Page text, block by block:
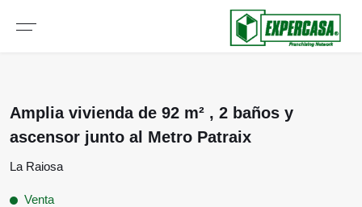
Amplia vivienda de 92 m² , 2 baños y
ascensor junto al Metro Patraix
La Raiosa
Venta